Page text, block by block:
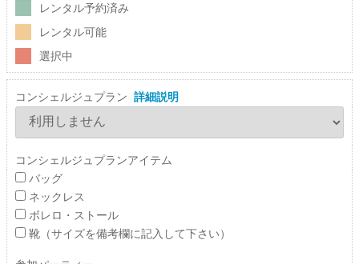
レンタル予約済み
レンタル可能
選択中
コンシェルジュプラン 詳細説明
コンシェルジュプランアイテム
バッグ
ネックレス
ボレロ・ストール
靴（サイズを備考欄に記入して下さい）